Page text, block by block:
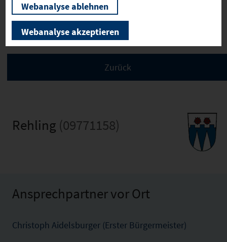
Kommunale Infrastruktur
Rehling (09771158)
Ansprechpartner vor Ort
Christoph Aidelsburger (Erster Bürgermeister)
Webanalyse ablehnen
Webanalyse akzeptieren